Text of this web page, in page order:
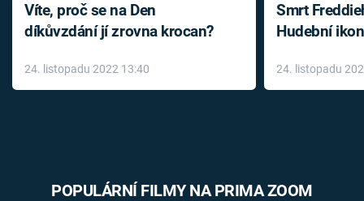
Víte, proč se na Den
díkůvzdání jí zrovna krocan?
24. listopadu 2022 13:40
Smrt
Hudební
léky
24. listopadu
POPULÁRNÍ FILMY NA PRIMA ZOOM